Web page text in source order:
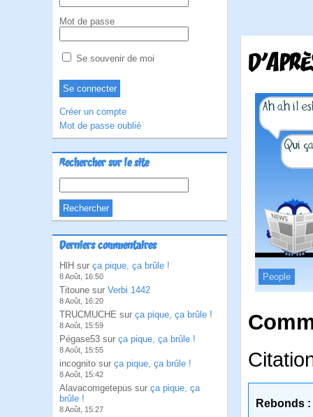
Mot de passe
Se souvenir de moi
Créer un compte
Mot de passe oublié
Rechercher sur le site
Derniers commentaires
HlH sur ça pique, ça brûle !
8 Août, 16:50
Titoune sur Verbi 1442
8 Août, 16:20
TRUCMUCHE sur ça pique, ça brûle !
8 Août, 15:59
Pégase53 sur ça pique, ça brûle !
8 Août, 15:55
incognito sur ça pique, ça brûle !
8 Août, 15:42
Alavacomgetepus sur ça pique, ça
brûle !
8 Août, 15:27
People
Rebonds :